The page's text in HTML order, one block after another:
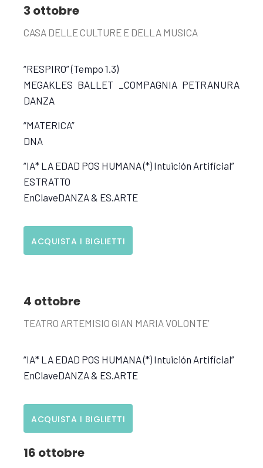
3 ottobre
CASA DELLE CULTURE E DELLA MUSICA
“RESPIRO” (Tempo 1.3)
MEGAKLES BALLET _COMPAGNIA PETRANURA
DANZA
“MATERICA”
DNA
“IA* LA EDAD POS HUMANA (*) Intuición Artificial”
ESTRATTO
EnClaveDANZA & ES.ARTE
ACQUISTA I BIGLIETTI
4 ottobre
TEATRO ARTEMISIO GIAN MARIA VOLONTE’
“IA* LA EDAD POS HUMANA (*) Intuición Artificial”
EnClaveDANZA & ES.ARTE
ACQUISTA I BIGLIETTI
16 ottobre